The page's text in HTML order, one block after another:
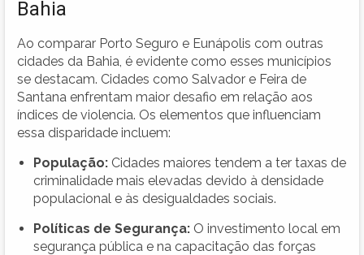
Bahia
Ao comparar Porto Seguro e Eunápolis com outras
cidades da Bahia, é evidente como esses municípios
se destacam. Cidades como Salvador e Feira de
Santana enfrentam maior desafio em relação aos
índices de violencia. Os elementos que influenciam
essa disparidade incluem:
População: Cidades maiores tendem a ter taxas de
criminalidade mais elevadas devido à densidade
populacional e às desigualdades sociais.
Políticas de Segurança: O investimento local em
segurança pública e na capacitação das forças